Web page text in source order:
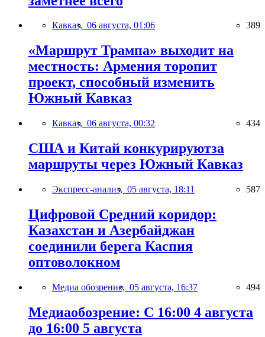
Кавказ, 06 августа, 01:06 389
«Маршрут Трампа» выходит на
местность: Армения торопит
проект, способный изменить
Южный Кавказ
Кавказ, 06 августа, 00:32 434
США и Китай конкурируютза
маршруты через Южный Кавказ
Экспресс-анализ, 05 августа, 18:11 587
Цифровой Средний коридор:
Казахстан и Азербайджан
соединили берега Каспия
оптоволокном
Медиа обозрение, 05 августа, 16:37 494
Медиаобозрение: С 16:00 4 августа
до 16:00 5 августа